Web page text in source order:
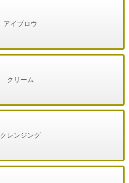
アイブロウ
クリーム
クレンジング